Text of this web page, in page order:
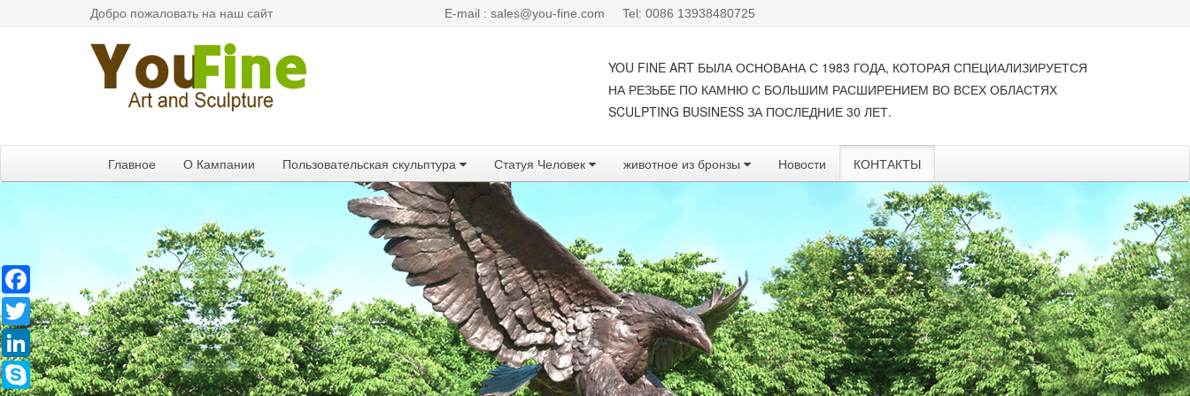
Добро пожаловать на наш сайт E-mail : sales@you-fine.com Tel: 0086 13938480725
YOU FINE ART БЫЛА ОСНОВАНА С 1983 ГОДА, КОТОРАЯ СПЕЦИАЛИЗИРУЕТСЯ
НА РЕЗЬБЕ ПО КАМНЮ С БОЛЬШИМ РАСШИРЕНИЕМ ВО ВСЕХ ОБЛАСТЯХ
SCULPTING BUSINESS ЗА ПОСЛЕДНИЕ 30 ЛЕТ.
Главное О Кампании Пользовательская скульптура Статуя Человек животное из бронзы Новости КОНТАКТЫ
Twitter
LinkedIn
Skype